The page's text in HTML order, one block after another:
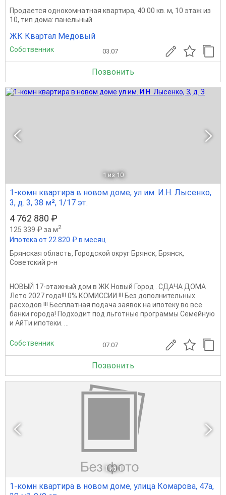
Продается однокомнатная квартира, 40.00 кв. м, 10 этаж из
10, тип дома: панельный
ЖК Квартал Медовый
Собственник 03.07
Позвонить
1 из 10
1-комн квартира в новом доме, ул им. И.Н. Лысенко,
3, д. 3, 38 м², 1/17 эт.
4 762 880 ₽
125 339 ₽ за м2
Ипотека от 22 820 ₽ в месяц
Брянская область, Городской округ Брянск, Брянск,
Советский р-н
НОВЫЙ 17-этажный дом в ЖК Новый Город . СДАЧА ДОМА
Лето 2027 года!!! 0% КОМИCСИИ !!! Без дополнительных
расходов !!! Бесплатная подача заявок на ипотеку во все
банки города! Подходит под льготные программы Семейную
и АйТи ипотеки. ...
Собственник 07.07
Позвонить
1 из 1
1-комн квартира в новом доме, улица Комарова, 47а,